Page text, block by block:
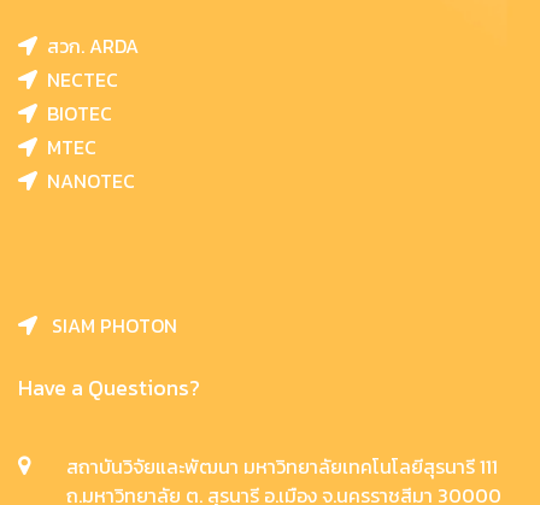
สวก. ARDA
NECTEC
BIOTEC
MTEC
NANOTEC
SIAM PHOTON
Have a Questions?
สถาบันวิจัยและพัฒนา มหาวิทยาลัยเทคโนโลยีสุรนารี 111
ถ.มหาวิทยาลัย ต. สุรนารี อ.เมือง จ.นครราชสีมา 30000